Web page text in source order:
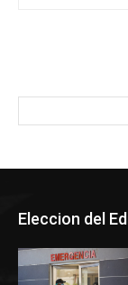
Eleccion del